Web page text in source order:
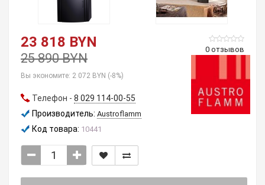
0 отзывов
23 818 BYN
25 890 BYN
Вы экономите: 2 072 BYN (-8%)
Телефон - 8 029 114-00-55
Производитель: Austroflamm
Код товара: 10441